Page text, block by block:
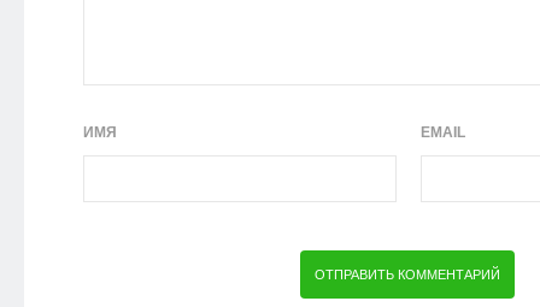
ИМЯ EMAIL